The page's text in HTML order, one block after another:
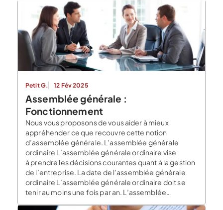
Petit G. 12 Fév 2025
Assemblée générale :
Fonctionnement
Nous vous proposons de vous aider à mieux
appréhender ce que recouvre cette notion
d’assemblée générale. L’assemblée générale
ordinaire L’assemblée générale ordinaire vise
à prendre les décisions courantes quant à la gestion
de l’entreprise. La date de l’assemblée générale
ordinaire L’assemblée générale ordinaire doit se
tenir au moins une fois par an. L’assemblée